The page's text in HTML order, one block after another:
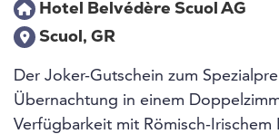
Hotel Belvédère Scuol AG
Scuol, GR
Der Joker-Gutschein zum
Übernachtung in einem
Verfügbarkeit mit Römisch-Irischem